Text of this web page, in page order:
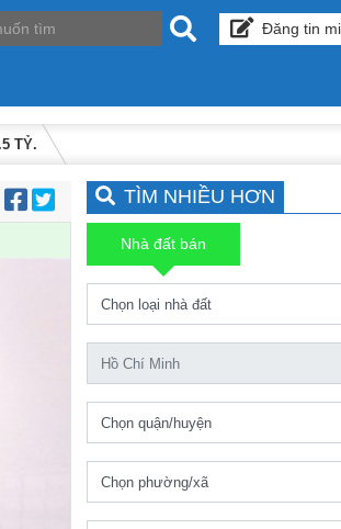
Đăng tin
TỶ.
TÌM NHIỀU HƠN
Nhà đất bán